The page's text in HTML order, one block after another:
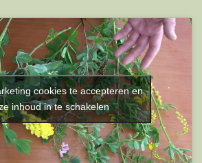
cookies te accepteren en
inhoud in te schakelen